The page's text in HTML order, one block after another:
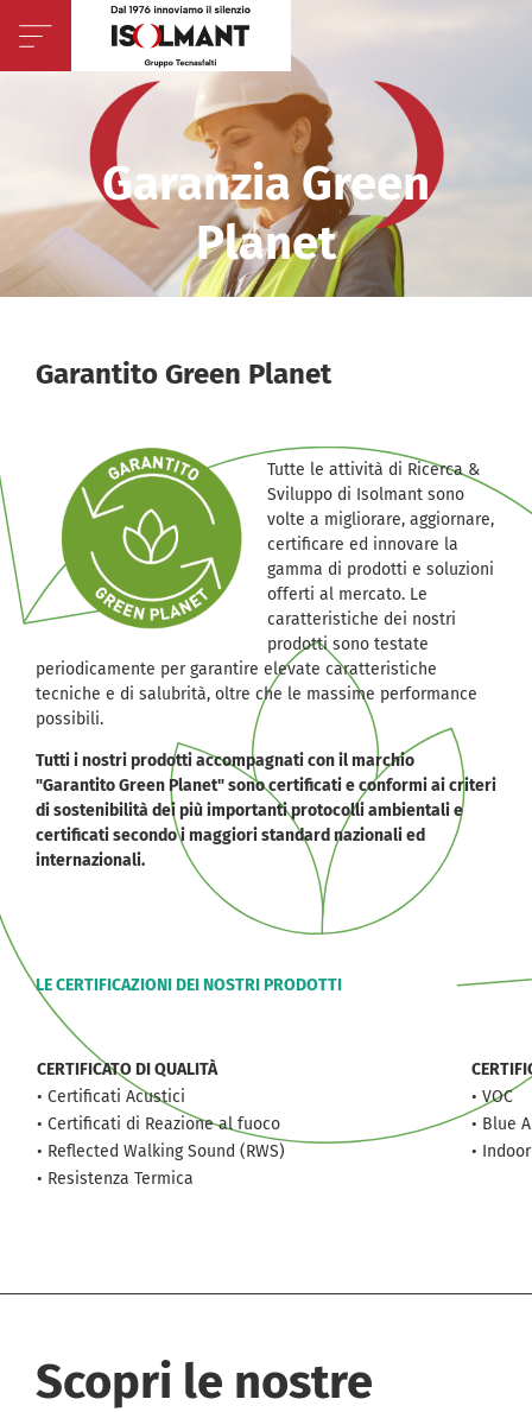
Garanzia Green
Planet
Garantito Green Planet
Tutte le attività di Ricerca &
Sviluppo di Isolmant sono
volte a migliorare, aggiornare,
certificare ed innovare la
gamma di prodotti e soluzioni
offerti al mercato. Le
caratteristiche dei nostri
prodotti sono testate
periodicamente per garantire elevate caratteristiche
tecniche e di salubrità, oltre che le massime performance
possibili.
Tutti i nostri prodotti accompagnati con il marchio
"Garantito Green Planet" sono certificati e conformi ai criteri
di sostenibilità dei più importanti protocolli ambientali e
certificati secondo i maggiori standard nazionali ed
internazionali.
LE CERTIFICAZIONI DEI NOSTRI PRODOTTI
CERTIFICATO DI QUALITÀ
• Certificati Acustici
• VOC
• Certificati di Reazione al fuoco
• Blue
• Reflected Walking Sound (RWS)
•
• Resistenza Termica
Scopri le nostre